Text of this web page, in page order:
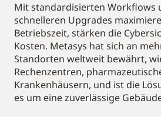
Mit standardisierten Workflows
schnelleren Upgrades
Betriebszeit, stärken die
Kosten. Metasys hat sich an
Standorten weltweit bewährt,
Rechenzentren,
Krankenhäusern, und ist die
es um eine zuverlässige